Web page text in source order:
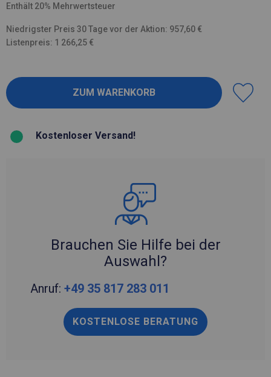
Enthält 20% Mehrwertsteuer
Niedrigster Preis 30 Tage vor der Aktion: 957,60 €
Listenpreis: 1 266,25 €
Kostenloser Versand!
Brauchen Sie Hilfe bei der
Auswahl?
Anruf: +49 35 817 283 011
KOSTENLOSE BERATUNG